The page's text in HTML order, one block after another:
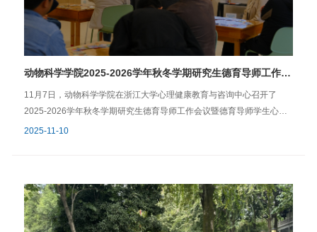
育种企业的硬核实力。 李志明，2024级畜牧专业硕士：此次PIC交流活
动让我们走进头部育种企业，作为育种专业的学生，这是一次难得的与
产业近距离交流学习的机会。作为一家外企，PIC在融入中国生猪市场的
过程中，诸多举措与细节都做得相当出色。未来，PIC很可能成为中国本
土猪育种企业的有力竞争对手，对推动中国生猪群体的遗传改良具有积
浙江大学动物科学学院学工办2026年6月8日
不是AI，而是会用AI的人”，杨倩老师的话语引发了在场同学的强烈共
鸣。之后，围绕求职全流程，杨老师详细拆解了AI工具的具体应用场
景。在求职启动期，同学可通过梳理成就故事明确职业偏好，借助我校
自主开发的“学生生涯导师”Chat工具，输入个人性格、经历、岗位偏好
等信息，获取个性化职业方向推荐；面对晦涩的职位描述，AI能帮助解
析背后的能力要求，甚至为欠缺的技能制定分阶段提升计划。在材料准
备期，杨老师强调简历的核心是“匹配而非优秀”，指导同学利用AI解析岗
实题库和模拟面试服务，不仅能优化回答内容，还能帮助性格内向的同
学缓解紧张情绪，实现“脱敏训练”。最后，杨老师提醒同学摒弃“完美主
义”，聚焦核心需求选择岗位，同时警惕虚假承诺与招聘诈骗，明确三方
动物科学学院2025-2026学年秋冬学期研究生德育导师工作会议暨德育导师学生心理健康教育专项培训顺利召开
11月7日，动物科学学院在浙江大学心理健康教育与咨询中心召开了
2025-2026学年秋冬学期研究生德育导师工作会议暨德育导师学生心理
健康教育专项培训，邀请校心理健康教育与咨询中心专职咨询师孙大雁
学校心理健康教育与服务中心相关的资源和设施。中心现设有正念冥想
室、沙盘艺术室、光照暖心室、生物反馈室和卉心空间等设施，配备了
专业的咨询师和心理健康教育师资，开设了各类心理团辅课程和个体心
2025-11-10